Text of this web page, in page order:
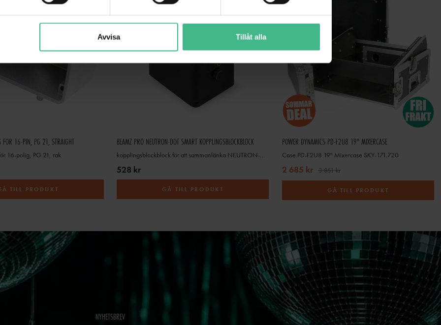
Avvisa Tillåt alla
FOR 16-PIN, PG 21, STRAIGHT
16-polig, PG 21, rak
TILL PRODUKT
BEAMZ PRO NEUTRON-DOT SMART KOPPLINGSBLOCKBLOCK
kopplingsblockblock för att sammanlänka NEUTRON-DOT
528 kr
GÅ TILL PRODUKT
POWER DYNAMICS PD-F2U8 19" MIXERCASE
Case PD-F2U8 19" Mixercase SKY-171.720
2 685 kr 3 851 kr
GÅ TILL PRODUKT
NYHETSBREV